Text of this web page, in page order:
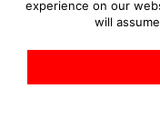
Subscribe to our newsletter
experience on our
will